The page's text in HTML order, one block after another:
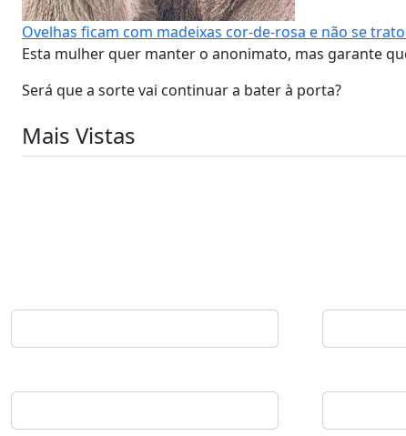
Ovelhas ficam com madeixas cor-de-rosa e não se
Esta mulher quer manter o anonimato, mas garante
Será que a sorte vai continuar a bater à porta?
Mais Vistas